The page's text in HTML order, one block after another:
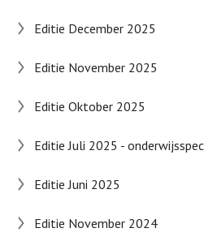
Editie December 2025
Editie November 2025
Editie Oktober 2025
Editie Juli 2025 -
Editie Juni 2025
Editie November 2024